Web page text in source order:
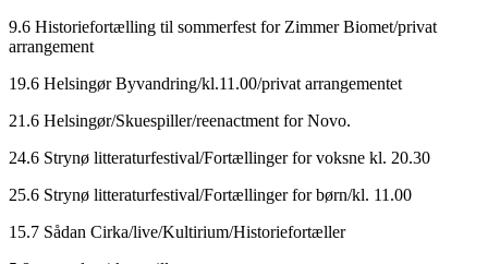
9.6 Historiefortælling til sommerfest for Zimmer Biomet/privat
arrangement
19.6 Helsingør Byvandring/kl.11.00/privat arrangementet
21.6 Helsingør/Skuespiller/reenactment for Novo.
24.6 Strynø litteraturfestival/Fortællinger for voksne kl. 20.30
25.6 Strynø litteraturfestival/Fortællinger for børn/kl. 11.00
15.7 Sådan Cirka/live/Kultirium/Historiefortæller